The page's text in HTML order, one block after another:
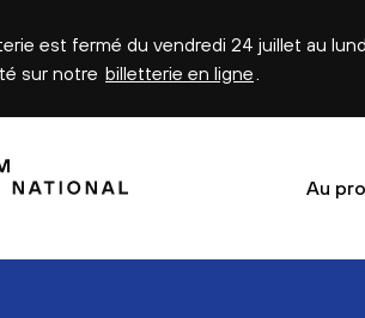
est fermé du vendredi 24 juillet au
sur notre billetterie en ligne
Au